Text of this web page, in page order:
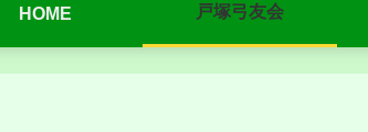
HOME 戸塚弓友会